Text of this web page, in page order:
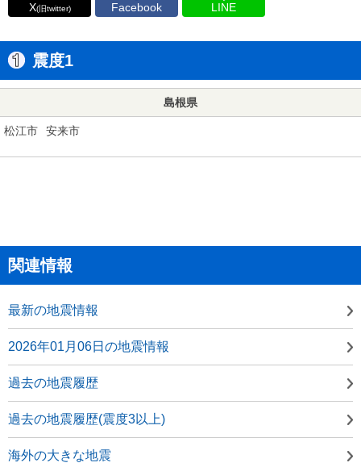
X(旧twitter) Facebook LINE
震度1
島根県
松江市 安来市
関連情報
最新の地震情報
2026年01月06日の地震情報
過去の地震履歴
過去の地震履歴(震度3以上)
海外の大きな地震